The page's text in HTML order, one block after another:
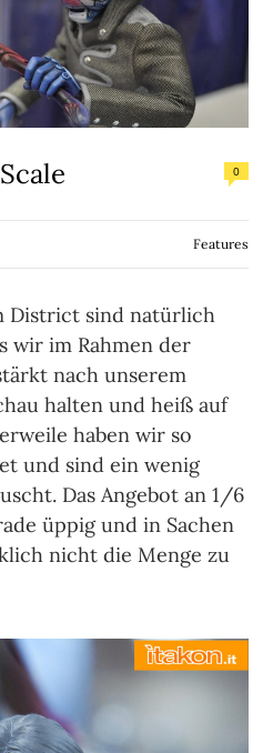
0
Features
District sind natürlich
wir im Rahmen der
nach unserem
halten und heiß auf
haben wir so
und sind ein wenig
Das Angebot an 1/6
üppig und in Sachen
nicht die Menge zu